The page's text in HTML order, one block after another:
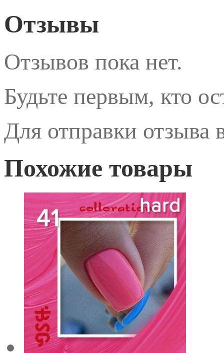
Отзывы
Отзывов пока нет.
Будьте первым, кто
Для отправки отзыва
Похожие товары